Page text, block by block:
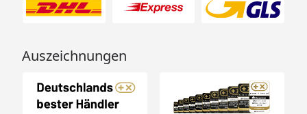
Auszeichnungen